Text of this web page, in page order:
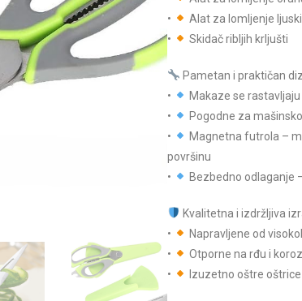
•
Alat za lomljenje
•
Skidač ribljih krljušti
Pametan i praktičan
•
Makaze se
•
Pogodne za
•
Magnetna futrola –
površinu
•
Bezbedno odlaganje
Kvalitetna i izdržljiva
•
Napravljene od
•
Otporne na rđu i
•
Izuzetno oštre